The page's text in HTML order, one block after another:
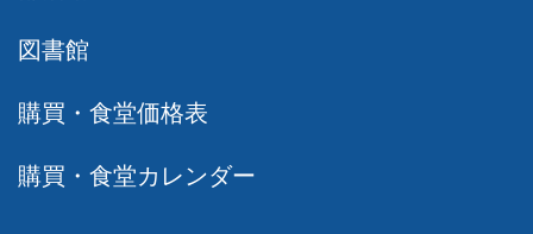
図書館
購買・食堂価格表
購買・食堂カレンダー